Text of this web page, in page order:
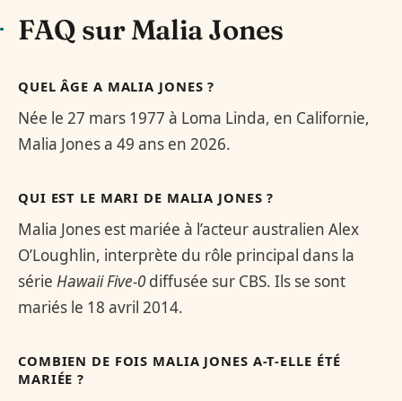
FAQ sur Malia Jones
QUEL ÂGE A MALIA JONES ?
Née le 27 mars 1977 à Loma Linda, en Californie,
Malia Jones a 49 ans en 2026.
QUI EST LE MARI DE MALIA JONES ?
Malia Jones est mariée à l’acteur australien Alex
O’Loughlin, interprète du rôle principal dans la
série Hawaii Five-0diffusée sur CBS. Ils se sont
mariés le 18 avril 2014.
COMBIEN DE FOIS MALIA JONES A-T-ELLE ÉTÉ
MARIÉE ?